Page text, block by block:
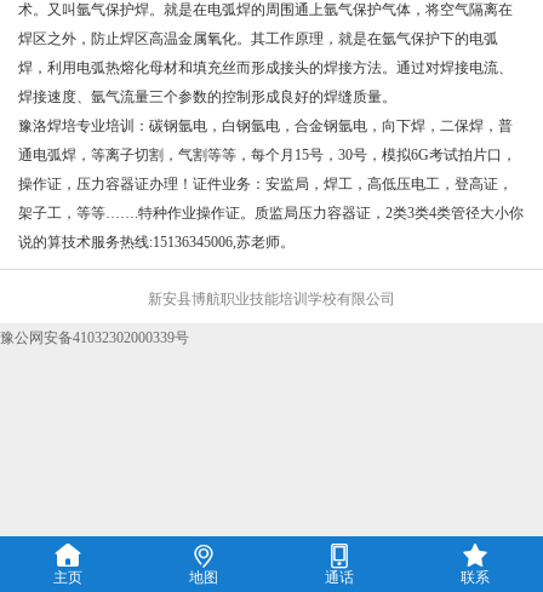
术。又叫氩气保护焊。就是在电弧焊的周围通上氩气保护气体，将空气隔离在
焊区之外，防止焊区高温金属氧化。其工作原理，就是在氩气保护下的电弧
焊，利用电弧热熔化母材和填充丝而形成接头的焊接方法。通过对焊接电流、
焊接速度、氩气流量三个参数的控制形成良好的焊缝质量。
豫洛焊培专业培训：碳钢氩电，白钢氩电，合金钢氩电，向下焊，二保焊，普
通电弧焊，等离子切割，气割等等，每个月15号，30号，模拟6G考试拍片口，
操作证，压力容器证办理！证件业务：安监局，焊工，高低压电工，登高证，
架子工，等等…….特种作业操作证。质监局压力容器证，2类3类4类管径大小你
说的算技术服务热线:15136345006,苏老师。
新安县博航职业技能培训学校有限公司

主页

地图

通话

联系
豫公网安备41032302000339号